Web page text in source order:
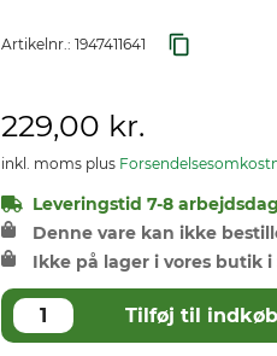
Artikelnr.: 1947411641
229,00 kr.
inkl. moms plus
Leveringstid 7-8
Denne vare kan ikke
Ikke på lager i vores butik i
Tilføj til